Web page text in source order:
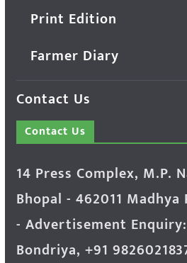
Print Edition
Farmer Diary
Contact Us
Contact Us
14 Press Complex, M.P.
Bhopal - 462011 Madhya
- Advertisement
Bondriya, +91